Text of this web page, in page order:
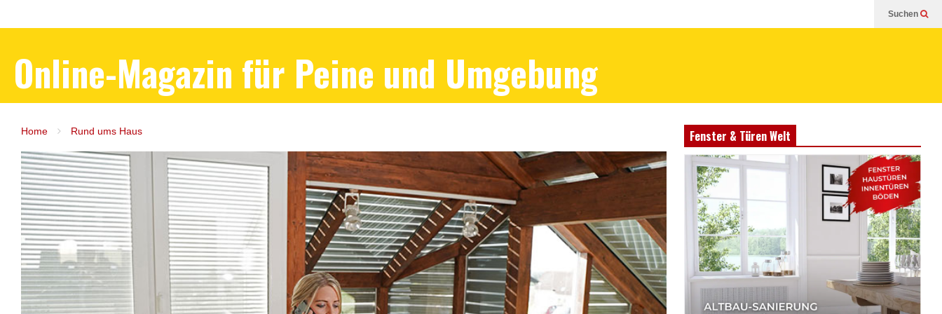
Suchen
Online-Magazin für Peine und Umgebung
Home Rund ums Haus Fenster & Türen Welt